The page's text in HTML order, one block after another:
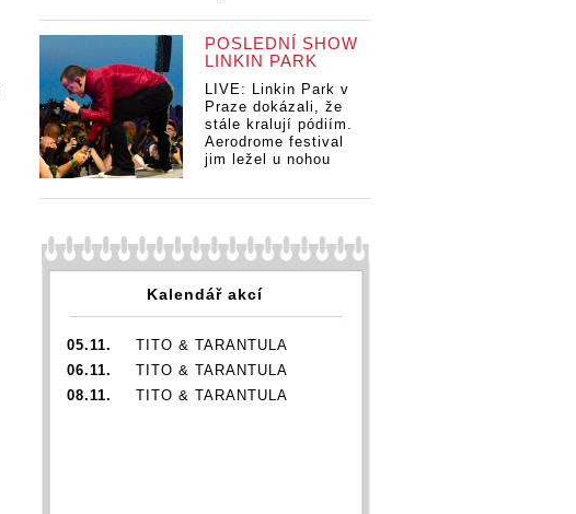
POSLEDNÍ SHOW
LINKIN PARK
LIVE: Linkin Park v
Praze dokázali, že
stále kralují pódiím.
Aerodrome festival
jim ležel u nohou
Kalendář akcí
05.11.
TITO & TARANTULA
06.11.
TITO & TARANTULA
08.11.
TITO & TARANTULA